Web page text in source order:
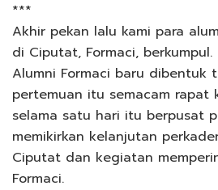
***
Akhir pekan lalu kami para
di Ciputat, Formaci, berkumpul.
Alumni Formaci baru dibentuk
pertemuan itu semacam rapat
selama satu hari itu berpusat
memikirkan kelanjutan
Ciputat dan kegiatan
Formaci.